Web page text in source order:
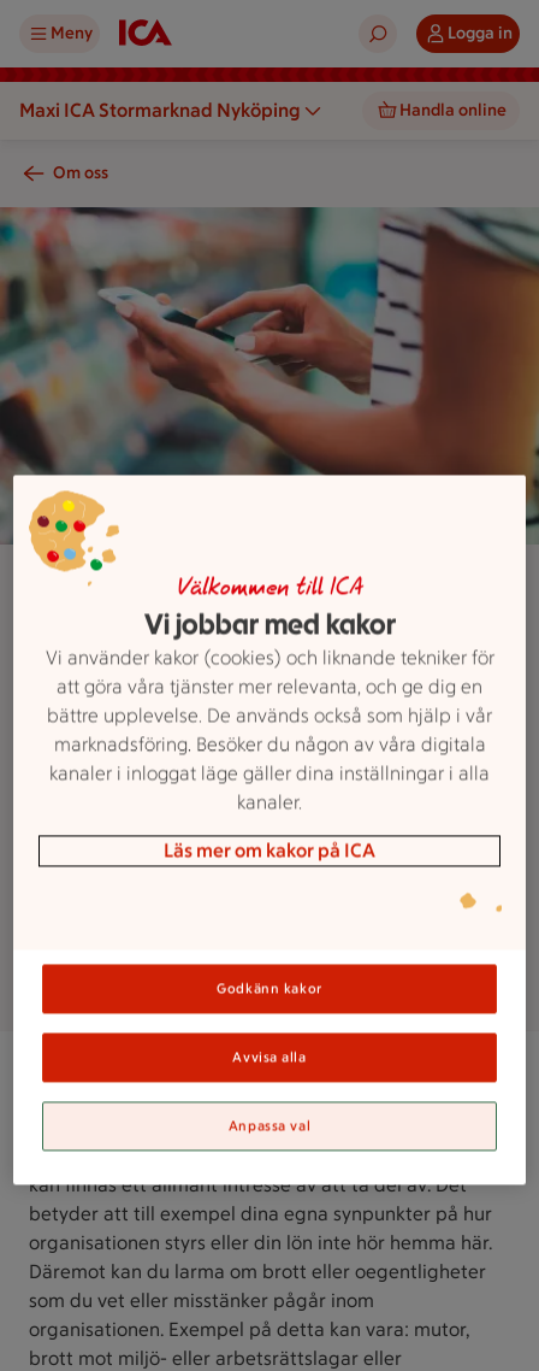
Meny Logga in
Maxi ICA Stormarknad Nyköping Handla online
Om oss
En person använder en mobiltelefon framför en vägg med
Du har rätt att
larma
Lagen ger dig rätt att larma om
missförhållanden utan att riskera
att råka illa ut. Du kan larma här på
webben helt anonymt. Gå in på vår
Vad kan jag slå larm om?
Du har rätt att slå larm om missförhållanden som det
kan finnas ett allmänt intresse av att ta del av. Det
betyder att till exempel dina egna synpunkter på hur
organisationen styrs eller din lön inte hör hemma här.
Däremot kan du larma om brott eller oegentligheter
som du vet eller misstänker pågår inom
organisationen. Exempel på detta kan vara: mutor,
brott mot miljö- eller arbetsrättslagar eller
Välkommen till ICA
Vi jobbar med kakor
Vi använder kakor (cookies) och liknande tekniker för
att göra våra tjänster mer relevanta, och ge dig en
bättre upplevelse. De används också som hjälp i vår
marknadsföring. Besöker du någon av våra digitala
kanaler i inloggat läge gäller dina inställningar i alla
kanaler.
Läs mer om kakor på ICA
Godkänn kakor
Avvisa alla
Anpassa val